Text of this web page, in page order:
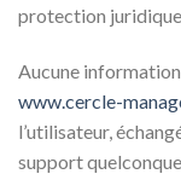
protection juridique
Aucune
www.cercle-
l’utilisateur,
support